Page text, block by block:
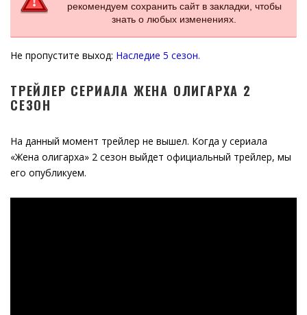
рекомендуем сохранить сайт в закладки, чтобы
знать о любых изменениях.
Не пропустите выход: Наследие 5 сезон.
ТРЕЙЛЕР СЕРИАЛА ЖЕНА ОЛИГАРХА 2
СЕЗОН
На данный момент трейлер не вышел. Когда у сериала
«Жена олигарха» 2 сезон выйдет официальный трейлер, мы
его опубликуем.